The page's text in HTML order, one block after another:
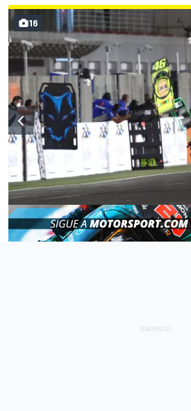
16